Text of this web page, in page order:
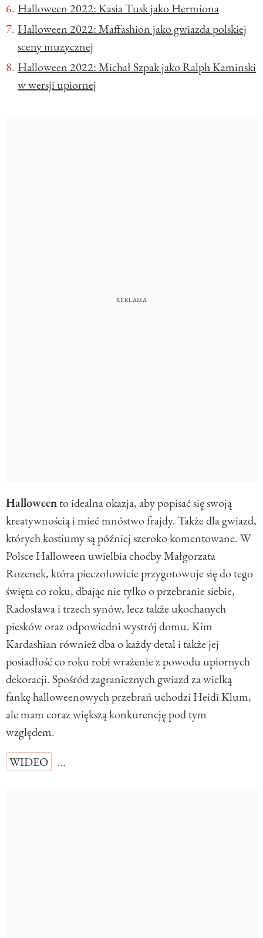
Halloween 2022: Kasia Tusk jako Hermiona
Halloween 2022: Maffashion jako gwiazda polskiej
sceny muzycznej
Halloween 2022: Michał Szpak jako Ralph Kaminski
w wersji upiornej
Halloweento idealna okazja, aby popisać się swoją
kreatywnością i mieć mnóstwo frajdy. Także dla gwiazd,
których kostiumy są później szeroko komentowane. W
Polsce Halloween uwielbia choćby Małgorzata
Rozenek, która pieczołowicie przygotowuje się do tego
święta co roku, dbając nie tylko o przebranie siebie,
Radosława i trzech synów, lecz także ukochanych
piesków oraz odpowiedni wystrój domu. Kim
Kardashian również dba o każdy detal i także jej
posiadłość co roku robi wrażenie z powodu upiornych
dekoracji. Spośród zagranicznych gwiazd za wielką
fankę halloweenowych przebrań uchodzi Heidi Klum,
ale mam coraz większą konkurencję pod tym
względem.
WIDEO
…